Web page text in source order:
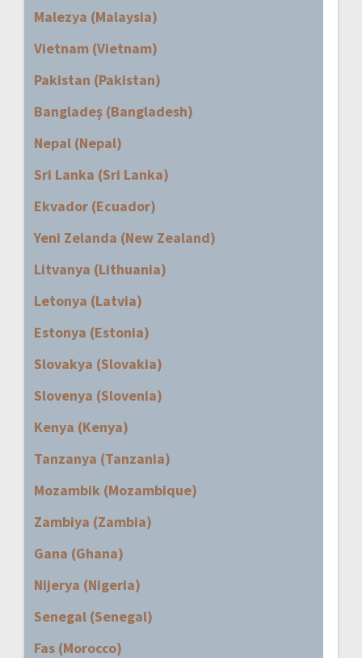
Malezya (Malaysia)
Vietnam (Vietnam)
Pakistan (Pakistan)
Bangladeş (Bangladesh)
Nepal (Nepal)
Sri Lanka (Sri Lanka)
Ekvador (Ecuador)
Yeni Zelanda (New Zealand)
Litvanya (Lithuania)
Letonya (Latvia)
Estonya (Estonia)
Slovakya (Slovakia)
Slovenya (Slovenia)
Kenya (Kenya)
Tanzanya (Tanzania)
Mozambik (Mozambique)
Zambiya (Zambia)
Gana (Ghana)
Nijerya (Nigeria)
Senegal (Senegal)
Fas (Morocco)